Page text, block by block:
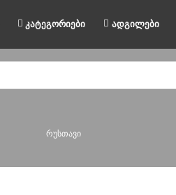
კატეგორიები ადგილები
რუსთავი